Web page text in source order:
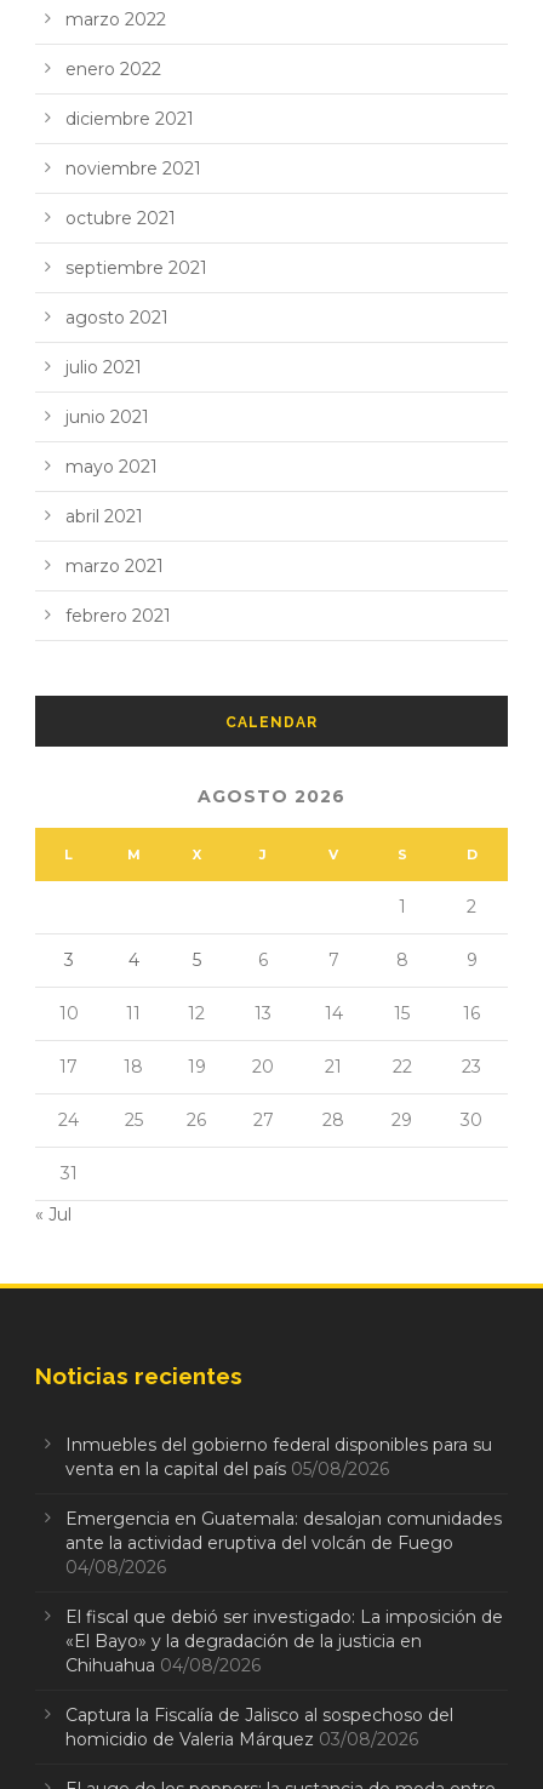
marzo 2022
enero 2022
diciembre 2021
noviembre 2021
octubre 2021
septiembre 2021
agosto 2021
julio 2021
junio 2021
mayo 2021
abril 2021
marzo 2021
febrero 2021
CALENDAR
AGOSTO 2026
L M X J V S D
1 2
3 4 5 6 7 8 9
10 11 12 13 14 15 16
17 18 19 20 21 22 23
24 25 26 27 28 29 30
31
« Jul
Noticias recientes
Inmuebles del gobierno federal disponibles para su
venta en la capital del país 05/08/2026
Emergencia en Guatemala: desalojan comunidades
ante la actividad eruptiva del volcán de Fuego
04/08/2026
El fiscal que debió ser investigado: La imposición de
«El Bayo» y la degradación de la justicia en
Chihuahua 04/08/2026
Captura la Fiscalía de Jalisco al sospechoso del
homicidio de Valeria Márquez 03/08/2026